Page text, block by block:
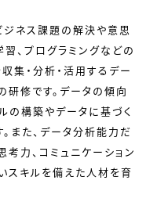
ジネス課題の解決や意思
、プログラミングなどの
集・分析・活用するデー
研修です。データの傾向
の構築やデータに基づく
また、データ分析能力だ
考力、コミュニケーション
スキルを備えた人材を育